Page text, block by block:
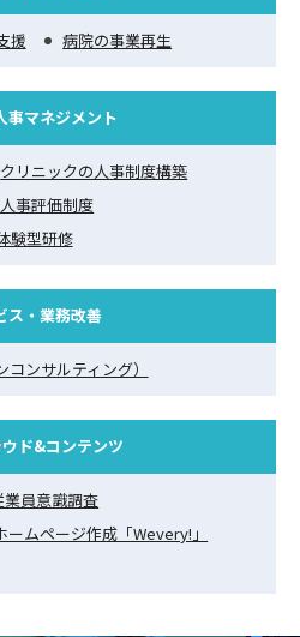
援 病院の事業再生
事マネジメント
クリニックの人事制度構築
事評価制度
験型研修
ス・業務改善
ンサルティング）
ド&コンテンツ
業員意識調査
ームページ作成「Wevery!」